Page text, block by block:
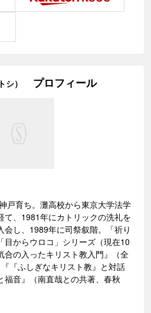
シ） プロフィール
戸育ち。灘高校から東京大学法学
て、1981年にカトリックの洗礼を
し、1989年に司祭叙階。「祈り
目からウロコ」シリーズ（現在10
合の入ったキリスト教入門』（全
『ふしぎなキリスト教』と対話
福音』（南直哉との共著、春秋